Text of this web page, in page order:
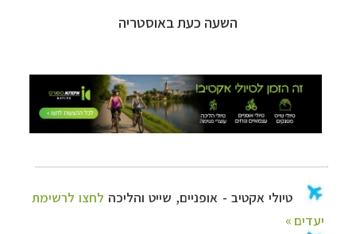
השעה כעת באוסטריה
קרוזים והפלגות נופש לחצו לרשימת היעדים »